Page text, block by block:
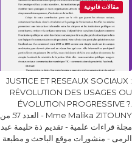
مقالات قانونية
JUSTICE ET RESEAUX SOCIAUX :
RÉVOLUTION DES USAGES OU
ÉVOLUTION PROGRESSIVE ?.
Mme Malika ZITOUNY - العدد 57 من
مجلة قراءات علمية - تقديم ذة حليمة عبد
الرمى - منشورات موقع الباحث و مطبعة